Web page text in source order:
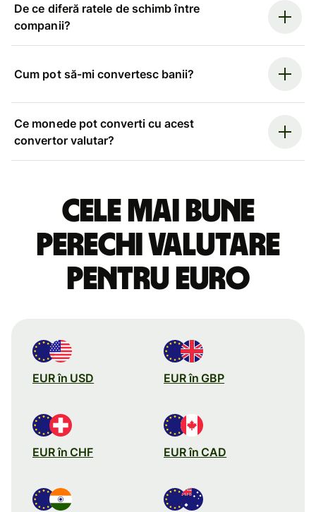
De ce diferă ratele de schimb între
companii?
Cum pot să-mi convertesc banii?
Ce monede pot converti cu acest
convertor valutar?
Cele mai bune
perechi valutare
pentru euro
EUR în USD EUR în GBP
EUR în CHF EUR în CAD